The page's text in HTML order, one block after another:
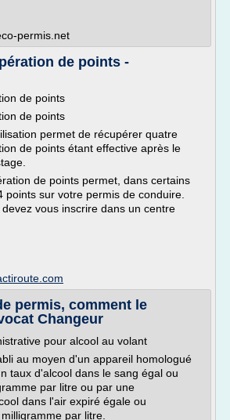
permis.net
de points -
de points
de points
permet de récupérer quatre
de points étant effective après le
de points permet, dans certains
points sur votre permis de conduire.
vous inscrire dans un centre
permis, comment le
Changeur
pour alcool au volant
au moyen d'un appareil homologué
taux d'alcool dans le sang égal ou
par litre ou par une
dans l'air expiré égale ou
par litre.